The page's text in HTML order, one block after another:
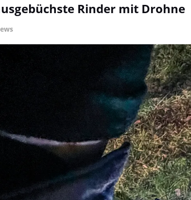
Rinder mit Drohne